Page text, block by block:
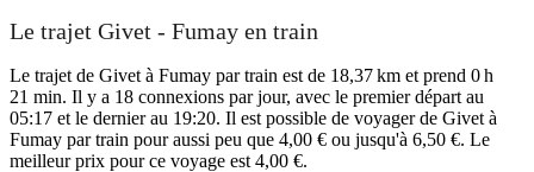
Le trajet Givet - Fumay en train
Le trajet de Givet à Fumay par train est de 18,37 km et prend 0 h
21 min. Il y a 18 connexions par jour, avec le premier départ au
05:17 et le dernier au 19:20. Il est possible de voyager de Givet à
Fumay par train pour aussi peu que 4,00 € ou jusqu'à 6,50 €. Le
meilleur prix pour ce voyage est 4,00 €.